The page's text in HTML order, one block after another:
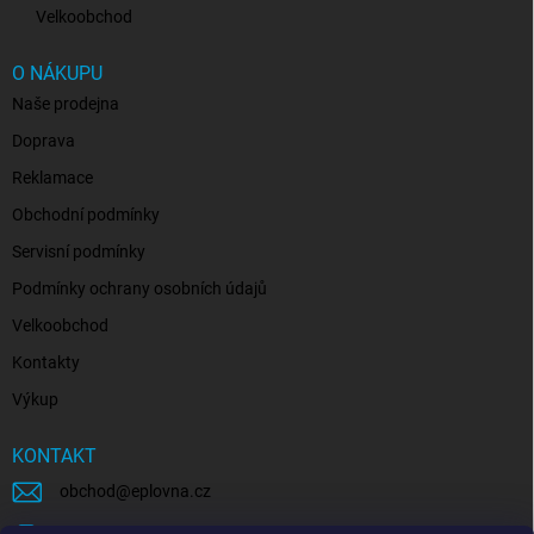
Velkoobchod
O NÁKUPU
Naše prodejna
Doprava
Reklamace
Obchodní podmínky
Servisní podmínky
Podmínky ochrany osobních údajů
Velkoobchod
Kontakty
Výkup
KONTAKT
obchod @eplovna.cz